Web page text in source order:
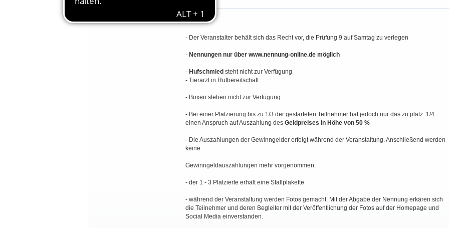
Besondere Bestimmungen:
- Der Veranstalter behält sich das Recht vor, die Prüfung 9 auf Samtag zu verlegen
- Nennungen nur über www.nennung-online.de möglich
- Hufschmied steht nicht zur Verfügung
- Tierarzt in Rufbereitschaft
- Boxen stehen nicht zur Verfügung
- Bei einer Platzierung bis zu 1/3 der gestarteten Teilnehmer hat jedoch nur das zu platz. 1/4
einen Anspruch auf Auszahlung des Geldpreises in Höhe von 50 %
- Die Auszahlungen der Gewinngelder erfolgt während der Veranstaltung. Anschließend werden
keine
Gewinngeldauszahlungen mehr vorgenommen.
- der 1 - 3 Platzierte erhält eine Stallplakette
- während der Veranstaltung werden Fotos gemacht. Mit der Abgabe der Nennung erkären sich
die Teilnehmer und deren Begleiter mit der Veröffentlichung der Fotos auf der Homepage und
Social Media einverstanden.